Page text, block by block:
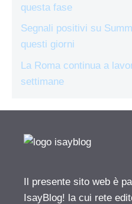
questa fase
Segnali positivi su
questi giorni
La Roma continua a
settimane
Il presente sito web è
IsayBlog! la cui rete